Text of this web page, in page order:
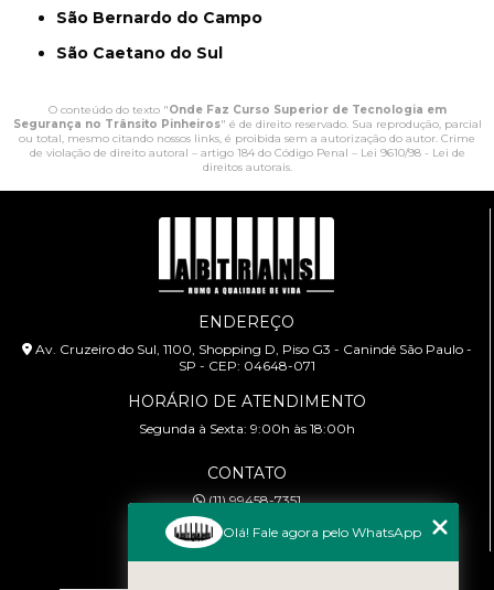
São Bernardo do Campo
São Caetano do Sul
O conteúdo do texto "Onde Faz Curso Superior de Tecnologia em
Segurança no Trânsito Pinheiros" é de direito reservado. Sua reprodução, parcial
ou total, mesmo citando nossos links, é proibida sem a autorização do autor. Crime
de violação de direito autoral – artigo 184 do Código Penal – Lei 9610/98 - Lei de
direitos autorais.
ENDEREÇO
Av. Cruzeiro do Sul, 1100, Shopping D, Piso G3 - Canindé São Paulo -
SP - CEP: 04648-071
HORÁRIO DE ATENDIMENTO
Segunda à Sexta: 9:00h às 18:00h
CONTATO
(11) 99458-7351
cursoabtrans@gmail.com
Olá! Fale agora pelo WhatsApp